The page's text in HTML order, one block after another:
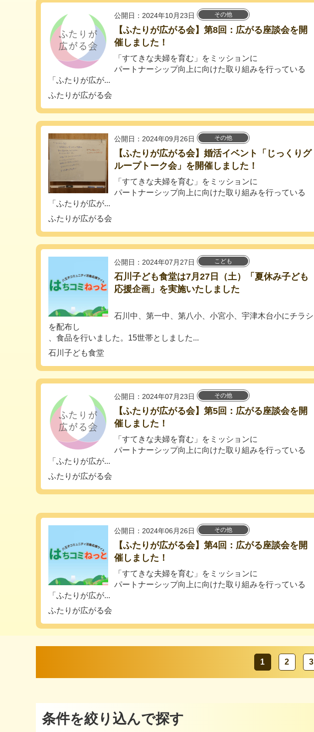
公開日：2024年10月23日 その他
【ふたりが広がる会】第8回：広がる座談会を開
催しました！
「すてきな夫婦を育む」をミッションに
パートナーシップ向上に向けた取り組みを行っている
「ふたりが広が...
ふたりが広がる会
公開日：2024年09月26日 その他
【ふたりが広がる会】婚活イベント「じっくりグ
ループトーク会」を開催しました！
「すてきな夫婦を育む」をミッションに
パートナーシップ向上に向けた取り組みを行っている
「ふたりが広が...
ふたりが広がる会
公開日：2024年07月27日 こども
石川子ども食堂は7月27日（土）「夏休み子ども
応援企画」を実施いたしました
石川中、第一中、第八小、小宮小、宇津木台小にチラシ
を配布し
、食品を行いました。15世帯としました...
石川子ども食堂
公開日：2024年07月23日 その他
【ふたりが広がる会】第5回：広がる座談会を開
催しました！
「すてきな夫婦を育む」をミッションに
パートナーシップ向上に向けた取り組みを行っている
「ふたりが広が...
ふたりが広がる会
公開日：2024年06月26日 その他
【ふたりが広がる会】第4回：広がる座談会を開
催しました！
「すてきな夫婦を育む」をミッションに
パートナーシップ向上に向けた取り組みを行っている
「ふたりが広が...
ふたりが広がる会
1 2 3
条件を絞り込んで探す